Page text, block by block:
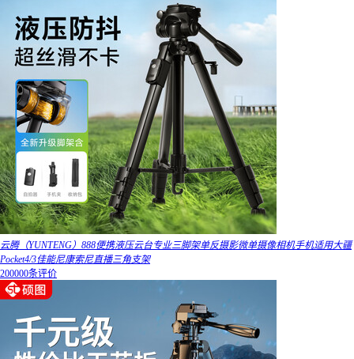
云腾（YUNTENG）888便携液压云台专业三脚架单反摄影微单摄像相机手机适用大疆
Pocket4/3佳能尼康索尼直播三角支架
200000条评价